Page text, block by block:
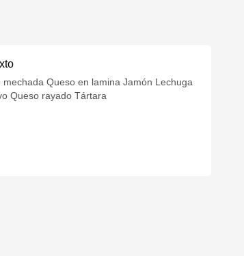
mechada Queso en lamina Jamón Lechuga
Queso rayado Tártara